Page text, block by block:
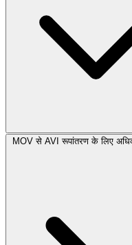
MOV से AVI रूपांतरण के लिए